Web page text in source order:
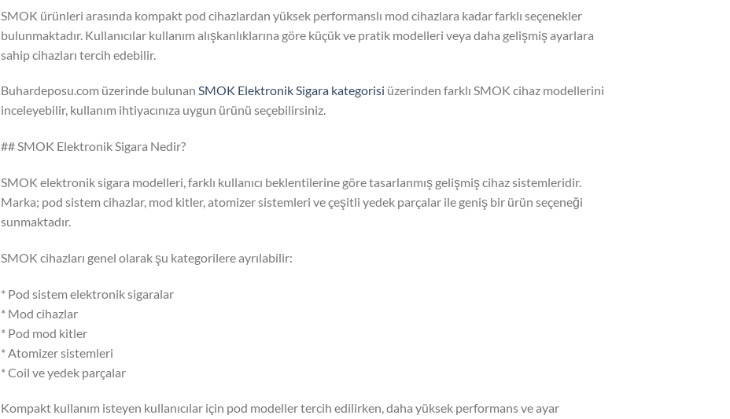
SMOK ürünleri arasında kompakt pod cihazlardan yüksek performanslı mod cihazlara kadar farklı seçenekler
bulunmaktadır. Kullanıcılar kullanım alışkanlıklarına göre küçük ve pratik modelleri veya daha gelişmiş ayarlara
sahip cihazları tercih edebilir.
Buhardeposu.com üzerinde bulunan SMOK Elektronik Sigara kategorisi üzerinden farklı SMOK cihaz modellerini
inceleyebilir, kullanım ihtiyacınıza uygun ürünü seçebilirsiniz.
## SMOK Elektronik Sigara Nedir?
SMOK elektronik sigara modelleri, farklı kullanıcı beklentilerine göre tasarlanmış gelişmiş cihaz sistemleridir.
Marka; pod sistem cihazlar, mod kitler, atomizer sistemleri ve çeşitli yedek parçalar ile geniş bir ürün seçeneği
sunmaktadır.
SMOK cihazları genel olarak şu kategorilere ayrılabilir:
* Pod sistem elektronik sigaralar
* Mod cihazlar
* Pod mod kitler
* Atomizer sistemleri
* Coil ve yedek parçalar
Kompakt kullanım isteyen kullanıcılar için pod modeller tercih edilirken, daha yüksek performans ve ayar